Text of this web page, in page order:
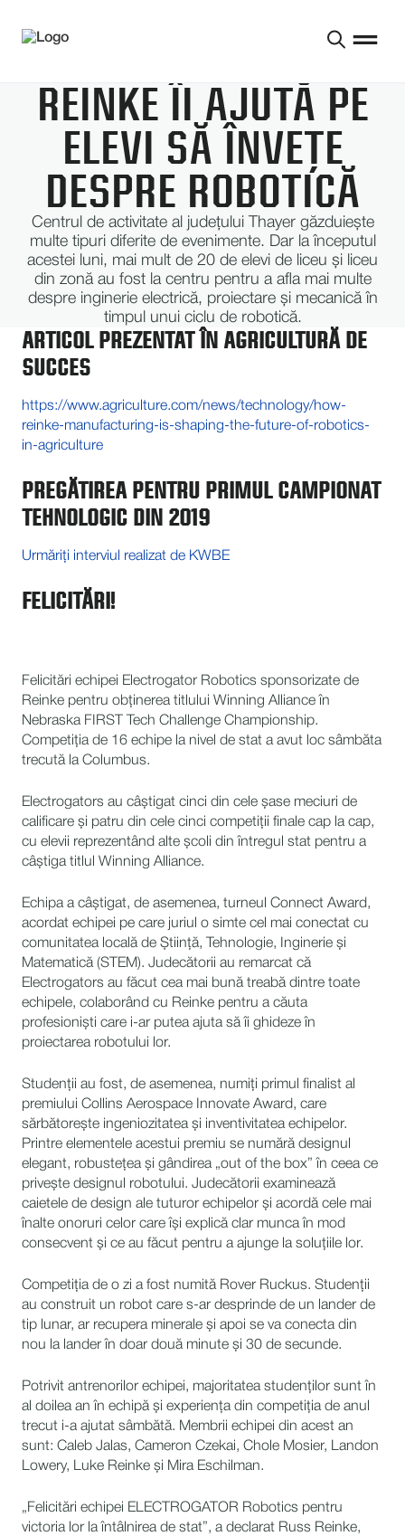
REINKE ÎI AJUTĂ PE
ELEVI SĂ ÎNVEȚE
DESPRE ROBOTICĂ
Centrul de activitate al județului Thayer găzduiește
multe tipuri diferite de evenimente. Dar la începutul
acestei luni, mai mult de 20 de elevi de liceu și liceu
din zonă au fost la centru pentru a afla mai multe
despre inginerie electrică, proiectare și mecanică în
timpul unui ciclu de robotică.
ARTICOL PREZENTAT ÎN AGRICULTURĂ DE
SUCCES
https://www.agriculture.com/news/technology/how-
reinke-manufacturing-is-shaping-the-future-of-robotics-
in-agriculture
PREGĂTIREA PENTRU PRIMUL CAMPIONAT
TEHNOLOGIC DIN 2019
Urmăriți interviul realizat de KWBE
FELICITĂRI!
Felicitări echipei Electrogator Robotics sponsorizate de
Reinke pentru obținerea titlului Winning Alliance în
Nebraska FIRST Tech Challenge Championship.
Competiția de 16 echipe la nivel de stat a avut loc sâmbăta
trecută la Columbus.
Electrogators au câștigat cinci din cele șase meciuri de
calificare și patru din cele cinci competiții finale cap la cap,
cu elevii reprezentând alte școli din întregul stat pentru a
câștiga titlul Winning Alliance.
Echipa a câștigat, de asemenea, turneul Connect Award,
acordat echipei pe care juriul o simte cel mai conectat cu
comunitatea locală de Știință, Tehnologie, Inginerie și
Matematică (STEM). Judecătorii au remarcat că
Electrogators au făcut cea mai bună treabă dintre toate
echipele, colaborând cu Reinke pentru a căuta
profesioniști care i-ar putea ajuta să îi ghideze în
proiectarea robotului lor.
Studenții au fost, de asemenea, numiți primul finalist al
premiului Collins Aerospace Innovate Award, care
sărbătorește ingeniozitatea și inventivitatea echipelor.
Printre elementele acestui premiu se numără designul
elegant, robustețea și gândirea „out of the box” în ceea ce
privește designul robotului. Judecătorii examinează
caietele de design ale tuturor echipelor și acordă cele mai
înalte onoruri celor care își explică clar munca în mod
consecvent și ce au făcut pentru a ajunge la soluțiile lor.
Competiția de o zi a fost numită Rover Ruckus. Studenții
au construit un robot care s-ar desprinde de un lander de
tip lunar, ar recupera minerale și apoi se va conecta din
nou la lander în doar două minute și 30 de secunde.
Potrivit antrenorilor echipei, majoritatea studenților sunt în
al doilea an în echipă și experiența din competiția de anul
trecut i-a ajutat sâmbătă. Membrii echipei din acest an
sunt: Caleb Jalas, Cameron Czekai, Chole Mosier, Landon
Lowery, Luke Reinke și Mira Eschilman.
„Felicitări echipei ELECTROGATOR Robotics pentru
victoria lor la întâlnirea de stat”, a declarat Russ Reinke,